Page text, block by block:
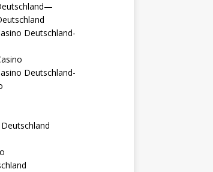
Deutschland-
Deutschland-